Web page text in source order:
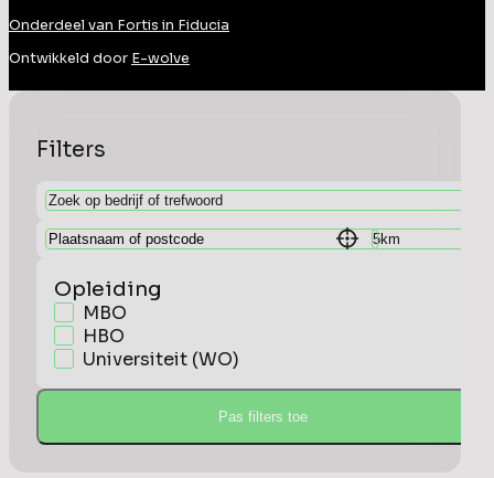
Onderdeel van Fortis in Fiducia
Ontwikkeld door E-wolve
Filters
Opleiding
MBO
HBO
Universiteit (WO)
Pas filters toe